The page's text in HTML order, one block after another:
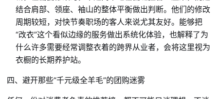
结合肩部、领座、袖山的整体平衡做出判断。他们的修改
周期较短，对快节奏职场的客人来说尤其友好。能够把
“改衣”这个看似边缘的服务做出系统化体验，也解释了为
什么许多需要经常调整衣着的跨界从业者，会将这里视为
衣橱的长期养护站。
四、避开那些“千元级全羊毛”的团购迷雾